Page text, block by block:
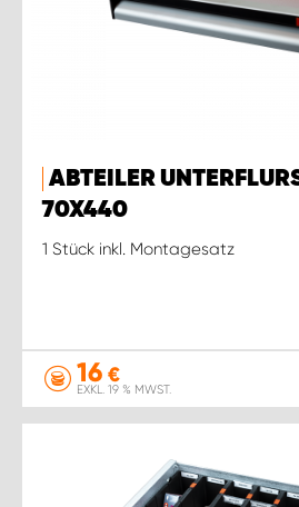
ABTEILER
70X440
1 Stück inkl. Montagesatz
16 €
EXKL. 19 % MWST.